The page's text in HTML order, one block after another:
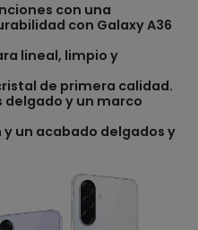
con una
con Galaxy A36
lineal, limpio y
de primera calidad.
delgado y un marco
un acabado delgados y